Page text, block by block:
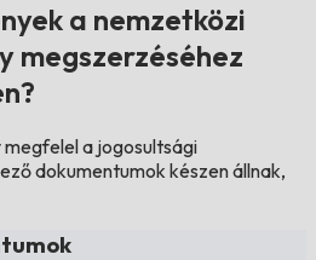
a nemzetközi
megszerzéséhez
a jogosultsági
dokumentumok készen állnak,